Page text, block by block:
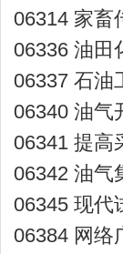
06314 家畜
06336 油田
06337 石油
06340 油气
06341 提高
06342 油气
06345 现代
06384 网络